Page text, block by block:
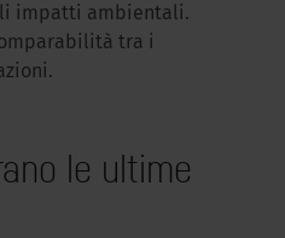
impatti ambientali.
tra i
le ultime